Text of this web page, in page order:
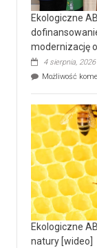
Ekologiczne
modernizację
4 sierpnia, 2026
Możliwość
Ekologiczne
natury [wideo]